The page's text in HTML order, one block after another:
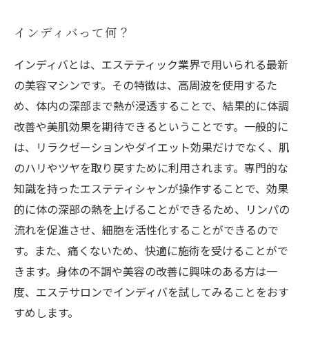
インディバって何？
インディバとは、エステティック業界で用いられる最新
の美容マシンです。その特徴は、高周波を使用するた
め、体内の深部まで熱が浸透することで、結果的に体調
改善や美肌効果を期待できるということです。一般的に
は、リラクゼーションやダイエット効果だけでなく、肌
のハリやツヤを取り戻すために利用されます。専門的な
知識を持ったエステティシャンが操作することで、効果
的に体の深部の熱を上げることができるため、リンパの
流れを促進させ、細胞を活性化することができるので
す。また、痛くないため、快適に施術を受けることがで
きます。身体の不調や美容の改善に興味のある方は一
度、エステサロンでインディバを試してみることをおす
すめします。